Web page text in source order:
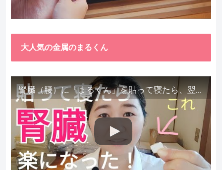
大人気の金属のまるくん
腎臓（腰）に「まるくん」を貼って寝たら、翌朝めちゃ楽でびっくりしました。腎臓叩いても痛くない！【お客様の声を試してみた】